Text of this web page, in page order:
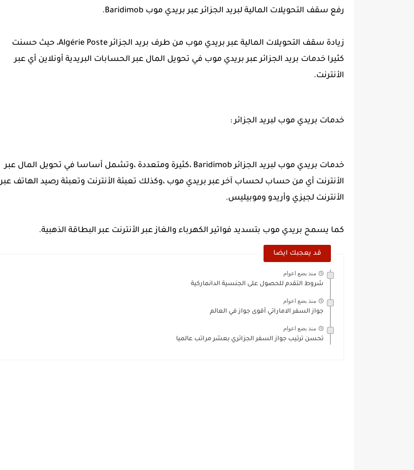
رفع سقف التحويلات المالية لبريد الجزائر عبر بريدي موب Baridimob.
زيادة سقف التحويلات المالية عبر بريدي موب من طرف بريد الجزائر Algérie Poste، حيث حسنت
كثيرا خدمات بريد الجزائر عبر بريدي موب في تحويل المال عبر الحسابات البريدية أونلاين أي عبر
الأنترنت.
خدمات بريدي موب لبريد الجزائر :
خدمات بريدي موب لبريد الجزائر Baridimob ،كثيرة ومتعددة ،وتشمل أساسا في تحويل المال عبر
الأنترنت أي من حساب لحساب آخر عبر بريدي موب ،وكذلك تعبئة الأنترنت وتعبئة رصيد الهاتف عبر
الأنترنت لجيزي وأريدو وموبيليس.
كما يسمح بريدي موب بتسديد فواتير الكهرباء والغاز عبر الأنترنت عبر البطاقة الذهبية.
قد يعجبك ايضا
منذ بضع اعوام
شروط التقدم للحصول على الجنسية الدانماركية
منذ بضع اعوام
جواز السفر الاماراتي أقوى جواز في العالم
منذ بضع اعوام
تحسن ترتيب جواز السفر الجزائري بعشر مراتب عالميا